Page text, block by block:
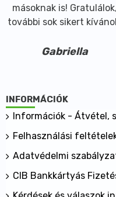
másoknak is! Gratulálok,
további sok sikert
Gabriella
INFORMÁCIÓK
Információk - Átvétel,
Felhasználási
Adatvédelmi
CIB Bankkártyás